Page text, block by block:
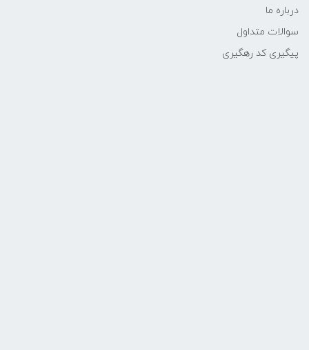
درباره ما
سوالات متداول
پیگیری کد رهگیری